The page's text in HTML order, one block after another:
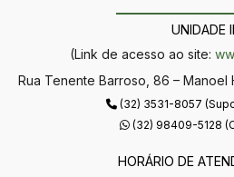
UNIDADE II
(Link de acesso ao site:
Rua Tenente Barroso, 86 – Manoel
(32) 3531-8057
(32) 98409-5128
HORÁRIO DE